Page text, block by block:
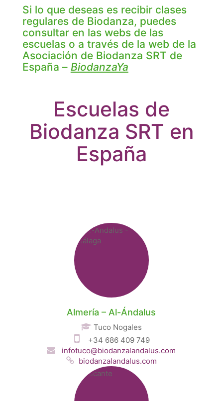
Si lo que deseas es recibir clases
regulares de Biodanza, puedes
consultar en las webs de las
escuelas o a través de la web de la
Asociación de Biodanza SRT de
España – BiodanzaYa
Escuelas de
Biodanza SRT en
España
Almería – Al-Ándalus
Tuco Nogales
+34 686 409 749
infotuco@biodanzalandalus.com
biodanzalandalus.com